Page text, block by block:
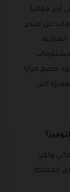
آخر مقالنا
عن متجر
خصم مزايا
التي
ولكن
المملكة